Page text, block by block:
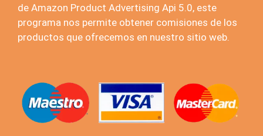
de Amazon Product Advertising Api 5.0, este
programa nos permite obtener comisiones de los
productos que ofrecemos en nuestro sitio web.